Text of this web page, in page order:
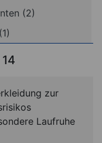
(2)
zur
Laufruhe